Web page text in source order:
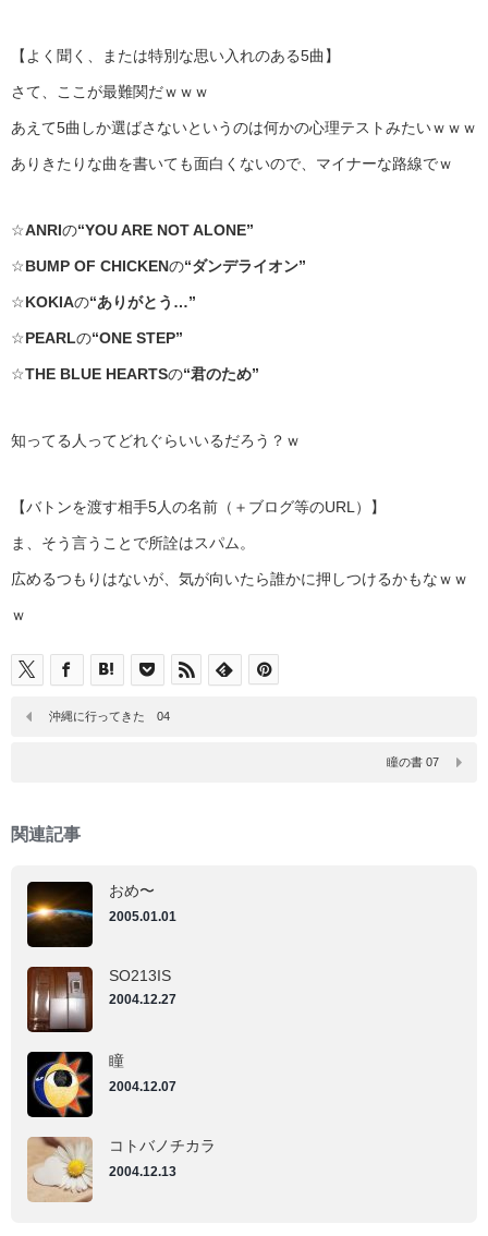
【よく聞く、または特別な思い入れのある5曲】
さて、ここが最難関だｗｗｗ
あえて5曲しか選ばさないというのは何かの心理テストみたいｗｗｗ
ありきたりな曲を書いても面白くないので、マイナーな路線でｗ
☆ANRIの“YOU ARE NOT ALONE”
☆BUMP OF CHICKENの“ダンデライオン”
☆KOKIAの“ありがとう…”
☆PEARLの“ONE STEP”
☆THE BLUE HEARTSの“君のため”
知ってる人ってどれぐらいいるだろう？ｗ
【バトンを渡す相手5人の名前（＋ブログ等のURL）】
ま、そう言うことで所詮はスパム。
広めるつもりはないが、気が向いたら誰かに押しつけるかもなｗｗ
ｗ
沖縄に行ってきた 04
瞳の書 07
関連記事
おめ〜
2005.01.01
SO213IS
2004.12.27
瞳
2004.12.07
コトバノチカラ
2004.12.13